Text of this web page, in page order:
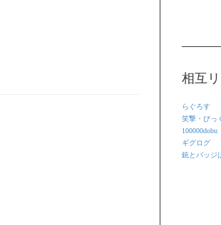
相互
らぐろす
笑撃・びっ
100000dobu
ギグログ
銃とバッジ